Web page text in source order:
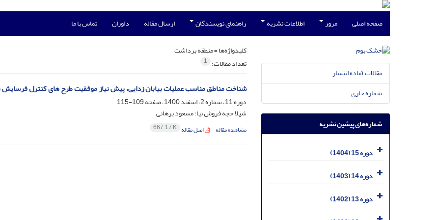
صفحه اصلی مرور اطلاعات نشریه راهنمای نویسندگان ارسال مقاله داوران تماس با ما
کلیدواژه‌ها =منطقه برداشت
تعداد مقالات: 1
شناخت مناطق مناسب عملیات بیابان زدایی، پیش نیاز موفقیت طرح های کنترل فرسایش
دوره 11، شماره 2، اسفند 1400، صفحه
109-115
شیلا حجه فروش نیا؛ مسعود برهانی
مشاهده مقاله اصل مقاله 667.17 K
مقالات آماده انتشار
شماره جاری
شماره‌های پیشین نشریه
دوره 15 (1404)
دوره 14 (1403)
دوره 13 (1402)